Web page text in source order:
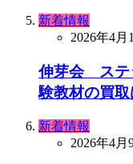
新着情報
2026年4月
伸芽会 ステ
験教材の買取
新着情報
2026年4月